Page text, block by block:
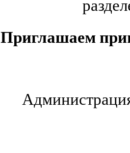
Приглашаем